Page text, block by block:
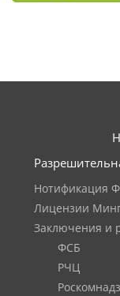
Нотификация
Лицензии
Заключения и
ФСБ
РЧЦ